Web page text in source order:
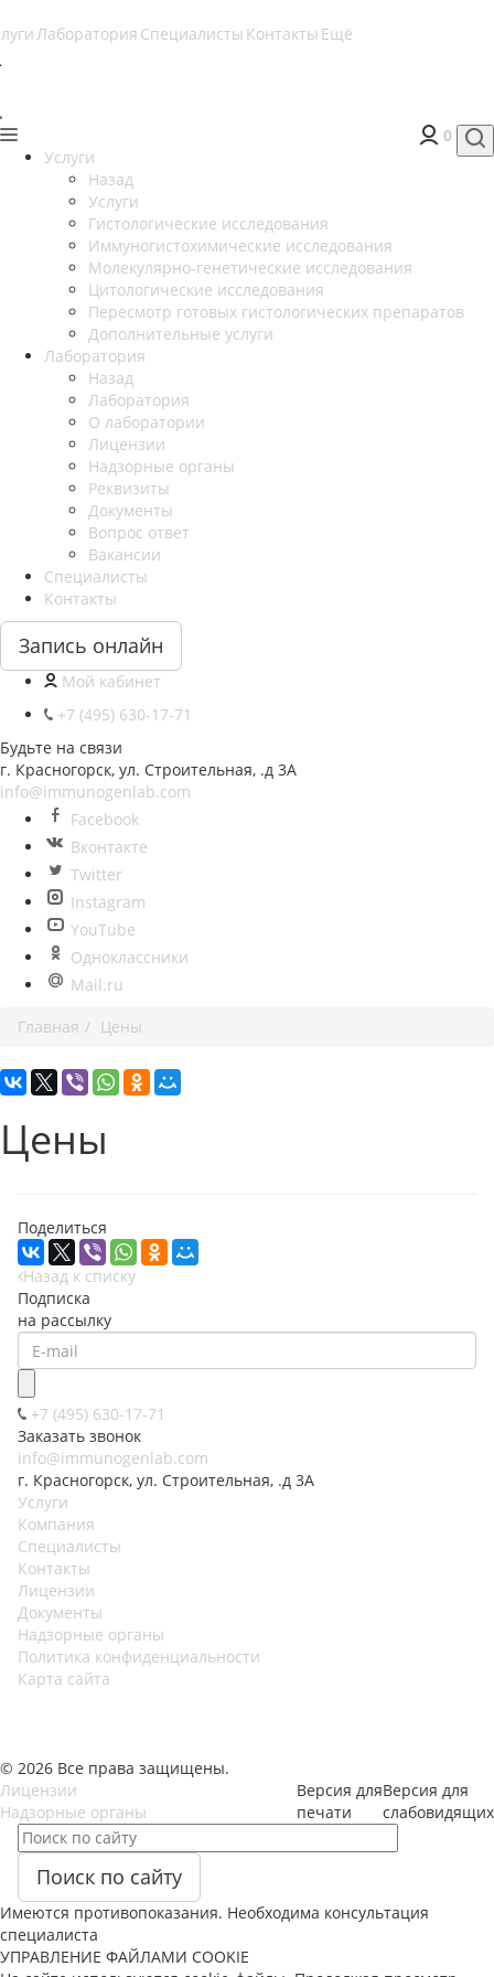
Лаборатория Специалисты Контакты Ещё
0
Услуги
Назад
Услуги
Гистологические исследования
Иммуногистохимические исследования
Молекулярно-генетические исследования
Цитологические исследования
Пересмотр готовых гистологических препаратов
Дополнительные услуги
Лаборатория
Назад
Лаборатория
О лаборатории
Лицензии
Надзорные органы
Реквизиты
Документы
Вопрос ответ
Вакансии
Специалисты
Контакты
Запись онлайн
Мой кабинет
+7 (495) 630-17-71
Будьте на связи
г. Красногорск, ул. Строительная, .д 3А
info@immunogenlab.com
Facebook
Вконтакте
Twitter
Instagram
YouTube
Одноклассники
Mail.ru
Главная
Цены
Цены
Поделиться
Назад к списку
Подписка
на рассылку
+7 (495) 630-17-71
Заказать звонок
info@immunogenlab.com
г. Красногорск, ул. Строительная, .д 3А
Услуги
Компания
Специалисты
Контакты
Лицензии
Документы
Надзорные органы
Политика конфиденциальности
Карта сайта
© 2026 Все права защищены.
Версия для
слабовидящих
Версия для
печати
Лицензии
Надзорные органы
Поиск по сайту
Имеются противопоказания. Необходима консультация
специалиста
УПРАВЛЕНИЕ ФАЙЛАМИ COOKIE